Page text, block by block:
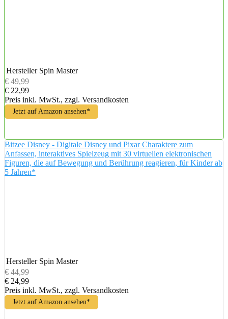
Hersteller Spin Master
€ 49,99
€ 22,99
Preis inkl. MwSt., zzgl. Versandkosten
Jetzt auf Amazon ansehen*
Bitzee Disney - Digitale Disney und Pixar Charaktere zum
Anfassen, interaktives Spielzeug mit 30 virtuellen elektronischen
Figuren, die auf Bewegung und Berührung reagieren, für Kinder ab
5 Jahren*
Hersteller Spin Master
€ 44,99
€ 24,99
Preis inkl. MwSt., zzgl. Versandkosten
Jetzt auf Amazon ansehen*